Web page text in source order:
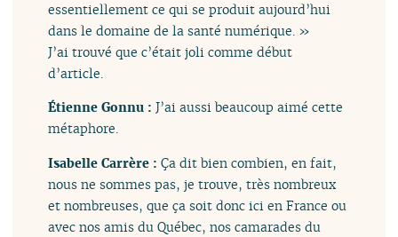
essentiellement ce qui se produit aujourd’hui
dans le domaine de la santé numérique. »
J’ai trouvé que c’était joli comme début
d’article.
Étienne Gonnu :J’ai aussi beaucoup aimé cette
métaphore.
Isabelle Carrère :Ça dit bien combien, en fait,
nous ne sommes pas, je trouve, très nombreux
et nombreuses, que ça soit donc ici en France ou
avec nos amis du Québec, nos camarades du